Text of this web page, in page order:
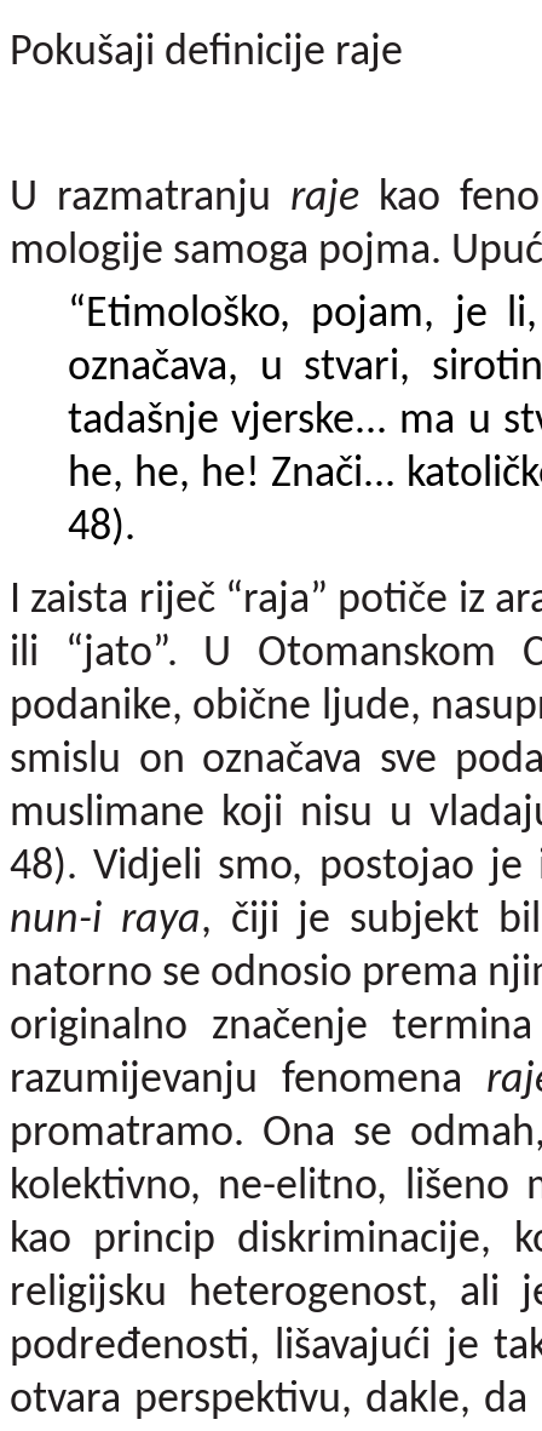
Pokušaji definicije raje
U razmatranju raje kao
mologije samoga pojma.
“Etimološko, pojam, je
označava, u stvari,
tadašnje vjerske... ma u
he, he, he! Znači...
48).
I zaista riječ “raja” potiče iz
ili “jato”. U Otomanskom
podanike, obične ljude,
smislu on označava sve
muslimane koji nisu u
48). Vidjeli smo, postojao
nun-i raya, čiji je subjekt
natorno se odnosio prema
originalno značenje
razumijevanju fenomena
promatramo. Ona se
kolektivno, ne-elitno, lišeno
kao princip diskriminacije,
religijsku heterogenost, ali
podređenosti, lišavajući je
otvara perspektivu, dakle,